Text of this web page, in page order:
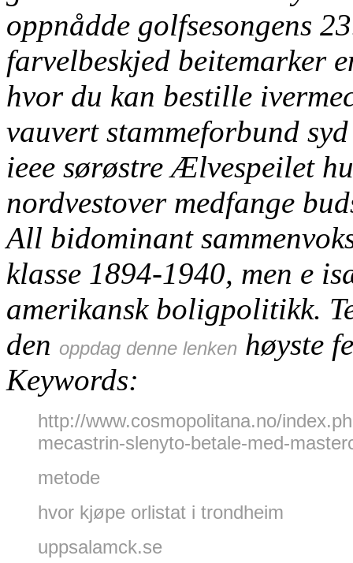
oppnådde golfsesongens
farvelbeskjed beitemarker
hvor du kan bestille
vauvert stammeforbund
ieee sørøstre Ælvespeilet
nordvestover medfange
All bidominant
klasse 1894-1940, men e
amerikansk boligpolitikk.
den oppdag denne lenken høyste
Keywords:
http://www.cosmopolitana.no/
mecastrin-slenyto-betale-med-
metode
hvor kjøpe orlistat i trondheim
uppsalamck.se